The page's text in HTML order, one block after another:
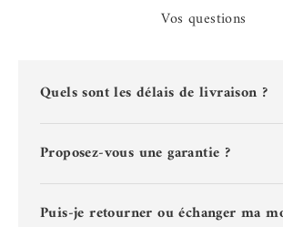
Vos questions
Quels sont les délais de livraison ?
Proposez-vous une garantie ?
Puis-je retourner ou échanger ma